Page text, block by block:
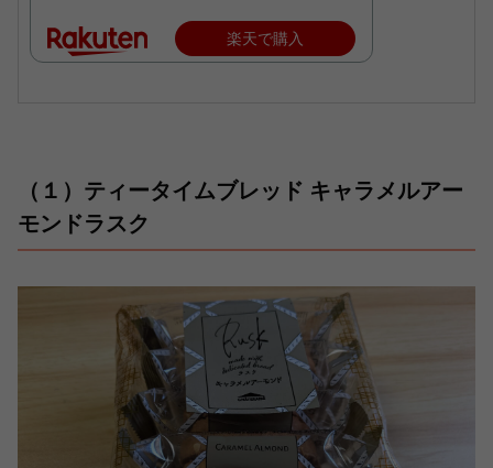
楽天で購入
（１）ティータイムブレッド キャラメルアー
モンドラスク